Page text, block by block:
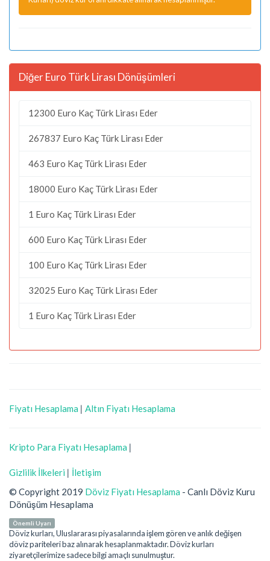
Diğer Euro Türk Lirası Dönüşümleri
12300 Euro Kaç Türk Lirası Eder
267837 Euro Kaç Türk Lirası Eder
463 Euro Kaç Türk Lirası Eder
18000 Euro Kaç Türk Lirası Eder
1 Euro Kaç Türk Lirası Eder
600 Euro Kaç Türk Lirası Eder
100 Euro Kaç Türk Lirası Eder
32025 Euro Kaç Türk Lirası Eder
1 Euro Kaç Türk Lirası Eder
Fiyatı Hesaplama | Altın Fiyatı Hesaplama
Kripto Para Fiyatı Hesaplama |
Gizlilik İlkeleri | İletişim
© Copyright 2019 Döviz Fiyatı Hesaplama - Canlı Döviz Kuru
Dönüşüm Hesaplama
Önemli Uyarı
Döviz kurları, Uluslararası piyasalarında işlem gören ve anlık değişen
döviz pariteleri baz alınarak hesaplanmaktadır. Döviz kurları
ziyaretçilerimize sadece bilgi amaçlı sunulmuştur.